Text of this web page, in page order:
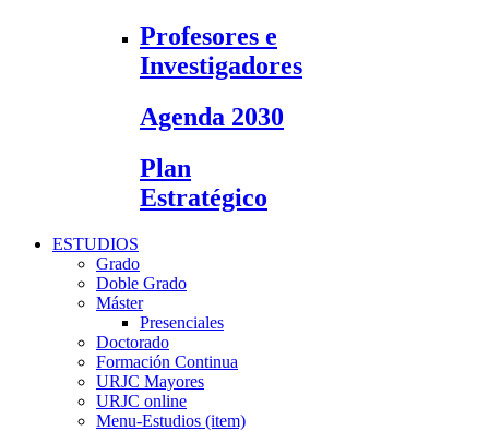
Profesores e
Investigadores
Agenda 2030
Plan
Estratégico
ESTUDIOS
Grado
Doble Grado
Máster
Presenciales
Doctorado
Formación Continua
URJC Mayores
URJC online
Menu-Estudios (item)